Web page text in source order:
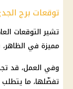
توقعات برج
تشير التوقعات
مميزة في الظاهر،
وفي العمل، قد
تفضّلها، ما يتطلب